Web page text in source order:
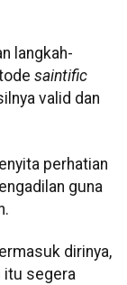
langkah-
saintific
valid dan
perhatian
guna
dirinya,
itu segera